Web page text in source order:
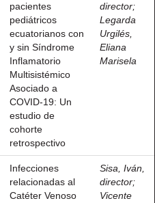
pacientes
pediátricos
ecuatorianos con
y sin Síndrome
Inflamatorio
Multisistémico
Asociado a
COVID-19: Un
estudio de
cohorte
retrospectivo
director;
Legarda
Urgilés,
Eliana
Marisela
Infecciones
relacionadas al
Catéter Venoso
Sisa, Iván,
director;
Vicente